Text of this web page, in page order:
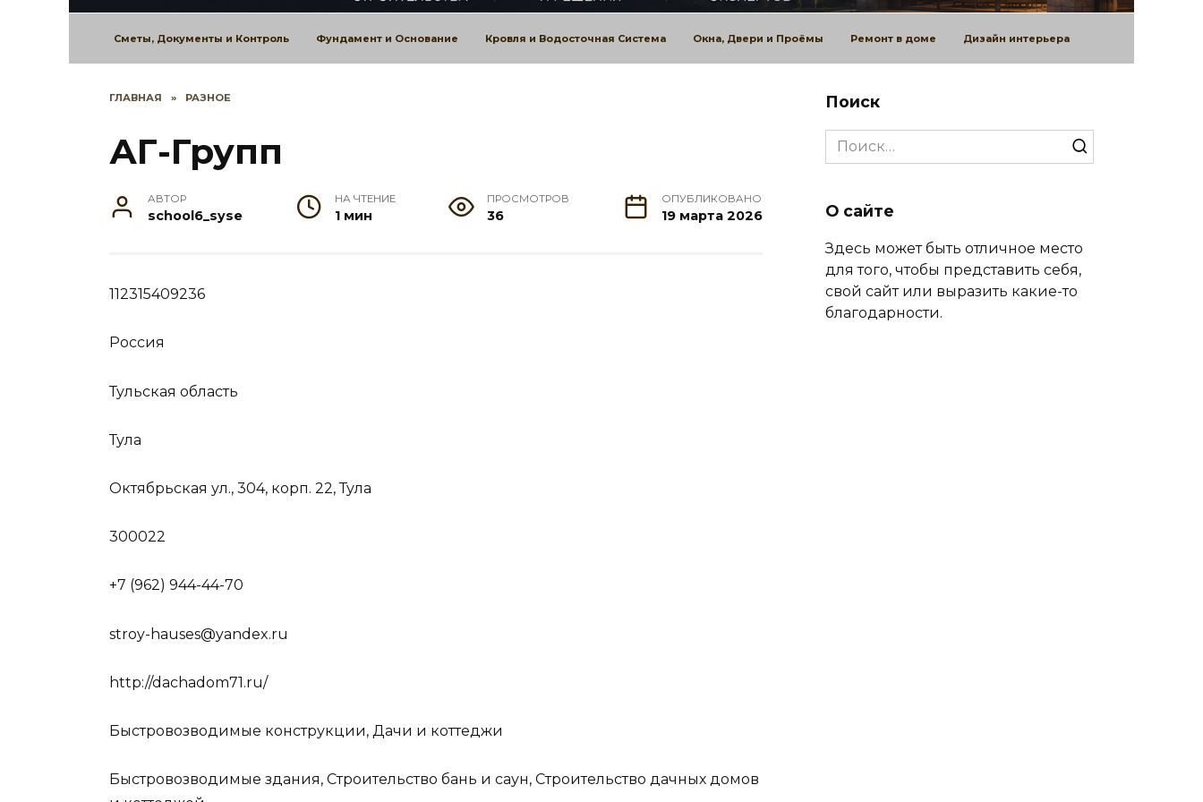
Сметы, Документы и Контроль Фундамент и Основание Кровля и Водосточная Система Окна, Двери и Проёмы Ремонт в доме Дизайн интерьера
ГЛАВНАЯ » РАЗНОЕ
АГ-Групп
АВТОР
school6_syse
НА ЧТЕНИЕ
1 мин
ПРОСМОТРОВ
36
ОПУБЛИКОВАНО
19 марта 2026
112315409236
Россия
Тульская область
Тула
Октябрьская ул., 304, корп. 22, Тула
300022
+7 (962) 944-44-70
stroy-hauses@yandex.ru
http://dachadom71.ru/
Быстровозводимые конструкции, Дачи и коттеджи
Быстровозводимые здания, Строительство бань и саун, Строительство дачных домов
Поиск
Search
for:
О сайте
Здесь может быть отличное место
для того, чтобы представить себя,
свой сайт или выразить какие-то
благодарности.